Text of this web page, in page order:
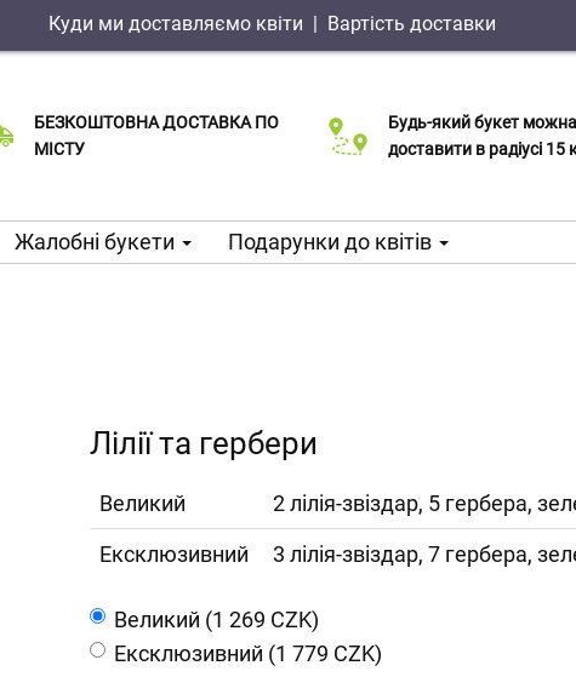
Куди ми доставляємо квіти | Вартість доставки
БЕЗКОШТОВНА ДОСТАВКА ПО
МІСТУ
Доставка в той же день доступна
Виберіть дату доставки
Будь-який букет можна
доставити в радіусі 15
Послуга Click & Collect
Жалобні букети Подарунки до квітів
Лілії та гербери
Великий
2 лілія-звіздар, 5 гербера,
Ексклюзивний
3 лілія-звіздар, 7 гербера,
Великий (1 269 CZK)
Ексклюзивний (1 779 CZK)